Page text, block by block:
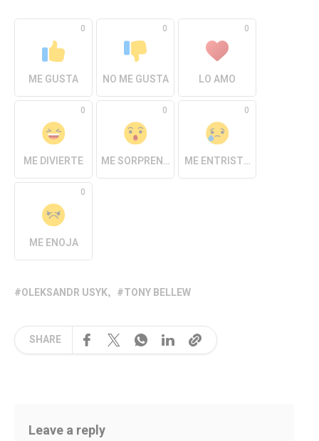
0
ME GUSTA
0
NO ME GUSTA
0
LO AMO
0
ME DIVIERTE
0
ME SORPRENDE
0
ME ENTRISTECE
0
ME ENOJA
OLEKSANDR USYK TONY BELLEW
SHARE
Leave a reply